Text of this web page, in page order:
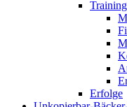
Erfolge